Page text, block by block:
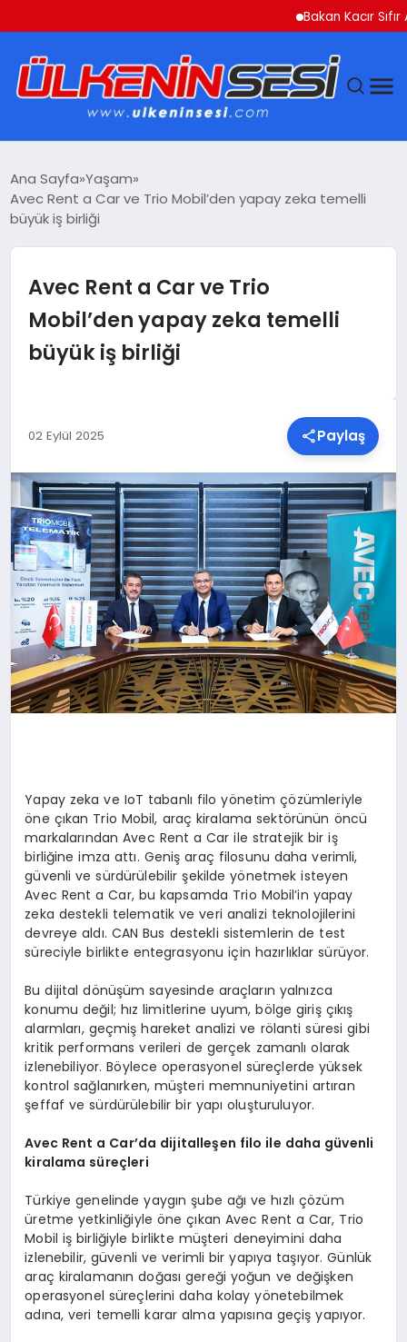
Bakan Kacır Sıfır
EKONOMI
SAĞLIK
SPOR
TEKNOLOJI
YAŞAM
MALATYA HABERLERI
Ana Sayfa Yaşam
Avec Rent a Car ve Trio Mobil’den yapay zeka temelli
büyük iş birliği
Avec Rent a Car ve Trio
Mobil’den yapay zeka temelli
büyük iş birliği
02 Eylül 2025 Paylaş
Yapay zeka ve IoT tabanlı filo yönetim çözümleriyle
öne çıkan Trio Mobil, araç kiralama sektörünün öncü
markalarından Avec Rent a Car ile stratejik bir iş
birliğine imza attı. Geniş araç filosunu daha verimli,
güvenli ve sürdürülebilir şekilde yönetmek isteyen
Avec Rent a Car, bu kapsamda Trio Mobil’in yapay
zeka destekli telematik ve veri analizi teknolojilerini
devreye aldı. CAN Bus destekli sistemlerin de test
süreciyle birlikte entegrasyonu için hazırlıklar sürüyor.
Bu dijital dönüşüm sayesinde araçların yalnızca
konumu değil; hız limitlerine uyum, bölge giriş çıkış
alarmları, geçmiş hareket analizi ve rölanti süresi gibi
kritik performans verileri de gerçek zamanlı olarak
izlenebiliyor. Böylece operasyonel süreçlerde yüksek
kontrol sağlanırken, müşteri memnuniyetini artıran
şeffaf ve sürdürülebilir bir yapı oluşturuluyor.
Avec Rent a Car’da dijitalleşen filo ile daha güvenli
kiralama süreçleri
Türkiye genelinde yaygın şube ağı ve hızlı çözüm
üretme yetkinliğiyle öne çıkan Avec Rent a Car, Trio
Mobil iş birliğiyle birlikte müşteri deneyimini daha
izlenebilir, güvenli ve verimli bir yapıya taşıyor. Günlük
araç kiralamanın doğası gereği yoğun ve değişken
operasyonel süreçlerini daha kolay yönetebilmek
adına, veri temelli karar alma yapısına geçiş yapıyor.